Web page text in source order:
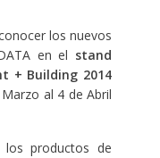
los nuevos
en el stand
+ Building 2014
al 4 de Abril
los productos de